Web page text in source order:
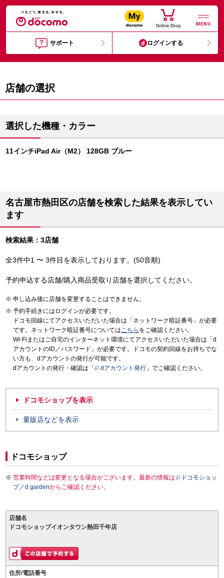
MENU
サポート ログインする
店舗の選択
選択した機種・カラー
11インチiPad Air（M2） 128GB ブルー
名古屋市熱田区の店舗を検索した結果を表示してい
ます
検索結果：3店舗
全3件中1 〜 3件目を表示しております。(50音順)
予約申込する店舗/購入商品受取り店舗を選択してください。
申し込み後に店舗を変更することはできません。
予約手続きにはログインが必要です。
ドコモ回線にてアクセスいただいた場合は「ネットワーク暗証番号」が必要
です。ネットワーク暗証番号についてはこちら をご確認ください。
Wi-Fiまたはご自宅のインターネット環境にてアクセスいただいた場合は「d
アカウントのID／パスワード」が必要です。ドコモの契約回線をお持ちでな
い方も、dアカウントの発行が可能です。
dアカウントの発行・確認は「
dアカウント発行 」でご確認ください。
ドコモショップを表示
量販店などを表示
ドコモショップ
営業時間などは変更となる場合がございます。最新の情報は
ドコモショッ
プ／d gardenからご確認ください。
店舗名
ドコモショップイオンタウン熱田千年店
住所/電話番号